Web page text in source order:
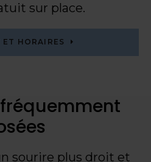
sur place.
HORAIRES
sourire plus droit et